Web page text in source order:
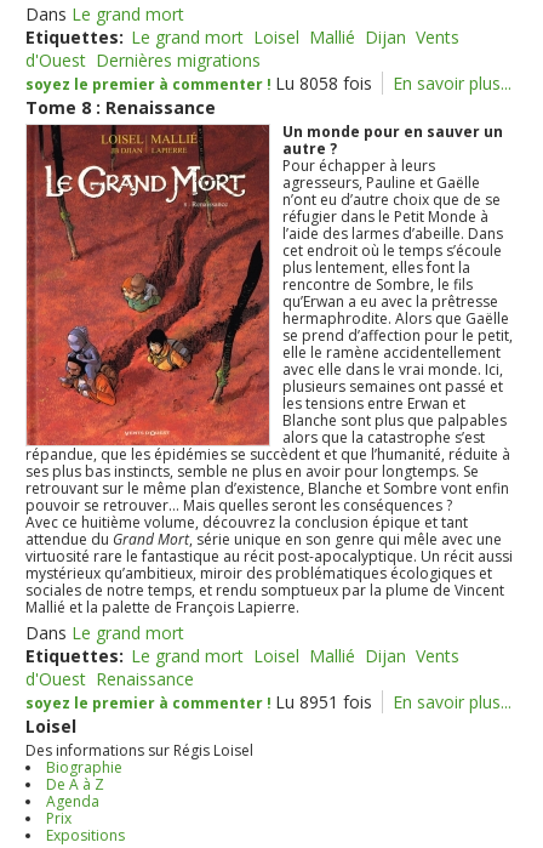
Dans Le grand mort
Etiquettes: Le grand mort Loisel Mallié Dijan Vents
d'Ouest Dernières migrations
soyez le premier à commenter ! Lu 8058 fois
En savoir plus...
Tome 8 : Renaissance
Un monde pour en sauver un
autre ?
Pour échapper à leurs
agresseurs, Pauline et Gaëlle
n’ont eu d’autre choix que de se
réfugier dans le Petit Monde à
l’aide des larmes d’abeille. Dans
cet endroit où le temps s’écoule
plus lentement, elles font la
rencontre de Sombre, le fils
qu’Erwan a eu avec la prêtresse
hermaphrodite. Alors que Gaëlle
se prend d’affection pour le petit,
elle le ramène accidentellement
avec elle dans le vrai monde. Ici,
plusieurs semaines ont passé et
les tensions entre Erwan et
Blanche sont plus que palpables
alors que la catastrophe s’est
répandue, que les épidémies se succèdent et que l’humanité, réduite à
ses plus bas instincts, semble ne plus en avoir pour longtemps. Se
retrouvant sur le même plan d’existence, Blanche et Sombre vont enfin
pouvoir se retrouver… Mais quelles seront les conséquences ?
Avec ce huitième volume, découvrez la conclusion épique et tant
attendue du Grand Mort, série unique en son genre qui mêle avec une
virtuosité rare le fantastique au récit post-apocalyptique. Un récit aussi
mystérieux qu’ambitieux, miroir des problématiques écologiques et
sociales de notre temps, et rendu somptueux par la plume de Vincent
Mallié et la palette de François Lapierre.
Dans Le grand mort
Etiquettes: Le grand mort Loisel Mallié Dijan Vents
d'Ouest Renaissance
soyez le premier à commenter ! Lu 8951 fois
En savoir plus...
Loisel
Des informations sur Régis Loisel
Biographie
De A à Z
Agenda
Prix
Expositions